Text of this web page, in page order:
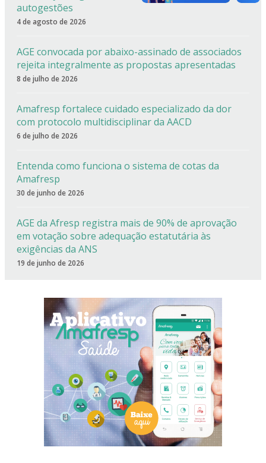
autogestões
4 de agosto de 2026
AGE convocada por abaixo-assinado de associados
rejeita integralmente as propostas apresentadas
8 de julho de 2026
Amafresp fortalece cuidado especializado da dor
com protocolo multidisciplinar da AACD
6 de julho de 2026
Entenda como funciona o sistema de cotas da
Amafresp
30 de junho de 2026
AGE da Afresp registra mais de 90% de aprovação
em votação sobre adequação estatutária às
exigências da ANS
19 de junho de 2026